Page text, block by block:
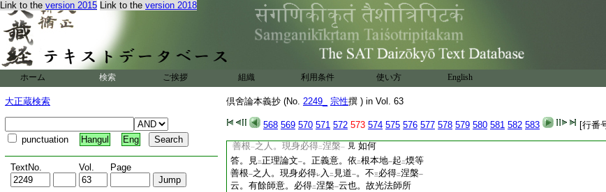
Link to the version 2015 Link to the version 2018
ホーム 検索 ご挨拶 組織 利用条件 使い方 English
大正蔵検索
punctuation Hangul Eng
TextNo. Vol. Page
倶舍論本義抄 (No. 2249_ 宗性撰 ) in Vol. 63
568 569 570 571 572 573 574 575 576 577 578 579 580 581 582 583 [行番
二
。忍世第一法。無二 退捨一 故。不 可 此義
問。正理論意。依二 根本地 一。起二 煗等善根 一人。現
答。不 三必得二 涅槃 也兩
本必
見諦一。不 現身必得二涅槃 若依レ之爾
者。正理論中。破 今論第二生起 順決擇分
之義上云。或彼應レ 許二極速二生一。謂第二生依
根本地
解脱一故 文 如二此文一者。依 根本地 一起二
煗等
善根一之人。現身必得二涅槃一 見 如何
答。見二正理論文一。正義意。依 二根本地一起 二煗等
善根一之人。現身必得レ 入 二 見道一。不三必得二涅槃一
云。有餘師意。必得二涅槃一云也。故光法師所